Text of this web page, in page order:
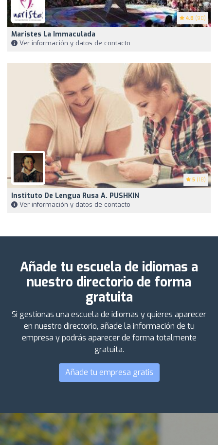
4.8 (90)
Maristes La Immaculada
Ver información y datos de contacto
5 (18)
Instituto De Lengua Rusa A. PUSHKIN
Ver información y datos de contacto
Añade tu escuela de idiomas a
nuestro directorio de forma
gratuita
Si gestionas una escuela de idiomas y quieres aparecer
en nuestro directorio, añade la información de tu
empresa y podrás aparecer de forma totalmente
gratuita.
Añade tu empresa gratis